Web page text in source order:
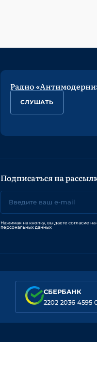
Радио
СЛУШАТЬ
Подписаться на
Нажимая на кнопку, вы даете согласие на
персональных данных
СБЕРБАНК
2202 2036 4595